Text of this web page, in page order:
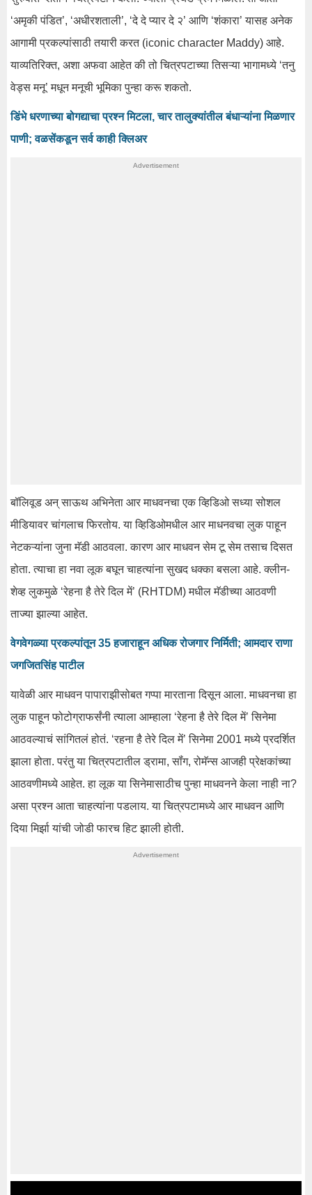
‘अमृकी पंडित’, ‘अधीरशताली’, ‘दे दे प्यार दे २’ आणि ‘शंकारा’ यासह अनेक
आगामी प्रकल्पांसाठी तयारी करत (iconic character Maddy) आहे.
याव्यतिरिक्त, अशा अफवा आहेत की तो चित्रपटाच्या तिसऱ्या भागामध्ये ‘तनु
वेड्स मनू’ मधून मनूची भूमिका पुन्हा करू शकतो.
डिंभे धरणाच्या बोगद्याचा प्रश्न मिटला, चार तालुक्यांतील बंधाऱ्यांना मिळणार
पाणी; वळसेंकडून सर्व काही क्लिअर
बॉलिवूड अन् साऊथ अभिनेता आर माधवनचा एक व्हिडिओ सध्या सोशल
मीडियावर चांगलाच फिरतोय. या व्हिडिओमधील आर माधनवचा लुक पाहून
नेटकऱ्यांना जुना मॅडी आठवला. कारण आर माधवन सेम टू सेम तसाच दिसत
होता. त्याचा हा नवा लूक बघून चाहत्यांना सुखद धक्का बसला आहे. क्लीन-
शेव्ह लुकमुळे ‘रेहना है तेरे दिल में’ (RHTDM) मधील मॅडीच्या आठवणी
ताज्या झाल्या आहेत.
वेगवेगळ्या प्रकल्पांतून 35 हजाराहून अधिक रोजगार निर्मिती; आमदार राणा
जगजितसिंह पाटील
यावेळी आर माधवन पापाराझीसोबत गप्पा मारताना दिसून आला. माधवनचा हा
लुक पाहून फोटोग्राफर्संनी त्याला आम्हाला ‘रेहना है तेरे दिल में’ सिनेमा
आठवल्याचं सांगितलं होतं. ‘रहना है तेरे दिल में’ सिनेमा 2001 मध्ये प्रदर्शित
झाला होता. परंतु या चित्रपटातील ड्रामा, सॉंग, रोमॅन्स आजही प्रेक्षकांच्या
आठवणीमध्ये आहेत. हा लूक या सिनेमासाठीच पुन्हा माधवनने केला नाही ना?
असा प्रश्न आता चाहत्यांना पडलाय. या चित्रपटामध्ये आर माधवन आणि
दिया मिर्झा यांची जोडी फारच हिट झाली होती.